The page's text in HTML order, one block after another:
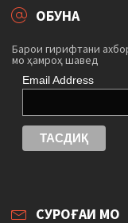
ОБУНА
Барои гирифтани
мо ҳамроҳ шавед
Email Address
СУРОҒАИ МО